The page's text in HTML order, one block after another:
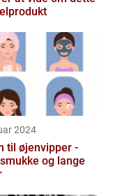
2024
til øjenvipper -
og lange